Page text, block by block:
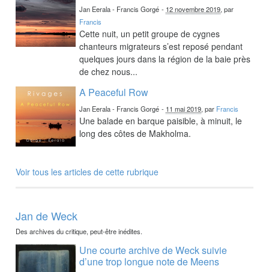
Jan Eerala - Francis Gorgé - 12 novembre 2019, par
Francis
Cette nuit, un petit groupe de cygnes
chanteurs migrateurs s’est reposé pendant
quelques jours dans la région de la baie près
de chez nous...
A Peaceful Row
Jan Eerala - Francis Gorgé - 11 mai 2019, par Francis
Une balade en barque paisible, à minuit, le
long des côtes de Makholma.
Voir tous les articles de cette rubrique
Jan de Weck
Des archives du critique, peut-être inédites.
Une courte archive de Weck suivie
d’une trop longue note de Meens